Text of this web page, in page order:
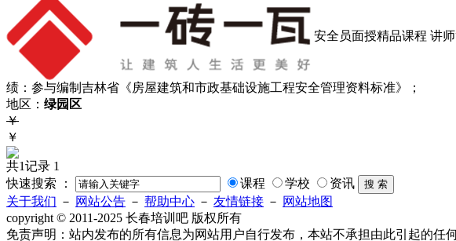
安全员面授精品课程 讲
绩：参与编制吉林省《房屋建筑和市政基础设施工程安全管理资料标准》；
地区： 绿园区
￥
￥
共1记录 1
快速搜索 ：
课程 学校
资讯
关于我们 － 网站公告 － 帮助中心 － 友情链接 － 网站地图
copyright © 2011-2025 长春培训吧 版权所有
免责声明：站内发布的所有信息为网站用户自行发布，本站不承担由此引起的任